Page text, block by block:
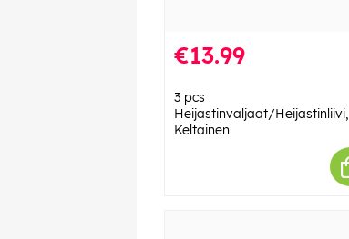
€13.99
3 pcs
Heijastinvaljaat/Heijastinliivi,
Keltainen